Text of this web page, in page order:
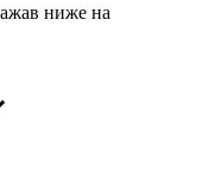
ниже на